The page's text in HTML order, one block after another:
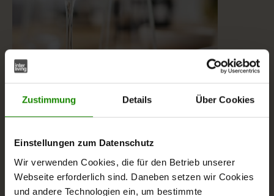
Zustimmung Details Über Cookies
Einstellungen zum Datenschutz
Wir verwenden Cookies, die für den Betrieb unserer
Webseite erforderlich sind. Daneben setzen wir Cookies
und andere Technologien ein, um bestimmte